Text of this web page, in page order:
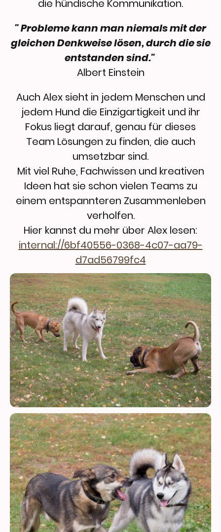
die hündische Kommunikation.
" Probleme kann man niemals mit der
gleichen Denkweise lösen, durch die sie
entstanden sind."
Albert Einstein
Auch Alex sieht in jedem Menschen und
jedem Hund die Einzigartigkeit und ihr
Fokus liegt darauf, genau für dieses
Team Lösungen zu finden, die auch
umsetzbar sind.
Mit viel Ruhe, Fachwissen und kreativen
Ideen hat sie schon vielen Teams zu
einem entspannteren Zusammenleben
verholfen.
Hier kannst du mehr über Alex lesen:
internal://6bf40556-0368-4c07-aa79-
d7ad56799fc4